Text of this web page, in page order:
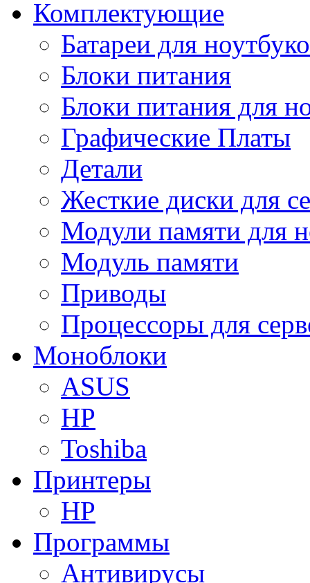
Комплектующие
Батареи для
Блоки питания
Блоки питания для
Графические Платы
Детали
Жесткие диски для
Модули памяти для
Модуль памяти
Приводы
Процессоры для
Моноблоки
ASUS
HP
Toshiba
Принтеры
HP
Программы
Антивирусы